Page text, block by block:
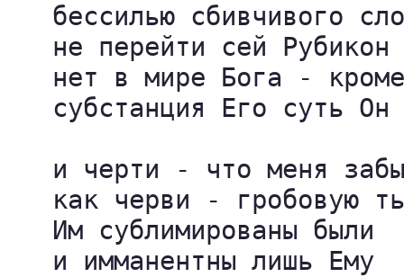
бессилью сбивчивого
   не перейти сей Рубикон
нет в мире Бога -
   субстанция Его суть Он
и черти - что меня
как черви - гробовую
   Им сублимированы были
   и имманентны лишь Ему